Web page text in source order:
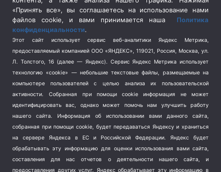
Спецоперация в Украине
Спецоперация на Украине
(404)
Спорт (740)
Терроризм (1)
Транспорт (262)
Туризм (178)
Флот (76)
Школа и спорт (2)
Экология (8)
Экономика (1172)
«Принять все», вы соглашаетесь на использование нами
файлов cookie, и вами принимается наша Политика
конфиденциальности.
Этот сайт использует сервис веб-аналитики Яндекс Метрика,
предоставляемый компанией ООО «ЯНДЕКС», 119021, Россия, Москва, ул.
Л. Толстого, 16 (далее — Яндекс). Сервис Яндекс Метрика использует
технологию «cookie» — небольшие текстовые файлы, размещаемые на
компьютере пользователей с целью анализа их пользовательской
активности.
Собранная при помощи cookie информация не может
идентифицировать вас, однако может помочь нам улучшить работу
нашего сайта. Информация об использовании вами данного сайта,
собранная при помощи cookie, будет передаваться Яндексу и храниться
на сервере Яндекса в ЕС и Российской Федерации. Яндекс будет
обрабатывать эту информацию для оценки использования вами сайта,
составления для нас отчетов о деятельности нашего сайта, и
предоставления других услуг. Яндекс обрабатывает эту информацию в